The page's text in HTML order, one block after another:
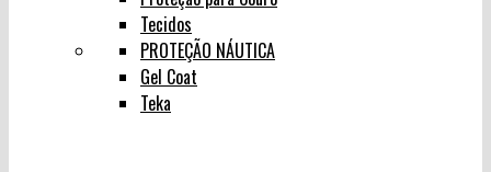
Tecidos
PROTEÇÃO NÁUTICA
Gel Coat
Teka